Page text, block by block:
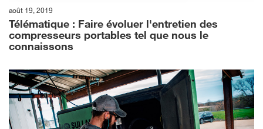
août 19, 2019
Télématique : Faire évoluer l'entretien des
compresseurs portables tel que nous le
connaissons